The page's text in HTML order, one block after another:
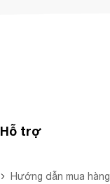
Hỗ trợ
Hướng dẫn mua hàng